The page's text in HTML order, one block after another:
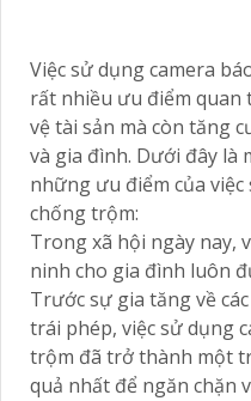
Việc sử dụng camera
rất nhiều ưu điểm
vệ tài sản mà còn tăng
và gia đình. Dưới đây là
những ưu điểm của
chống trộm:
Trong xã hội ngày nay,
ninh cho gia đình luôn
Trước sự gia tăng về
trái phép, việc sử dụng
trộm đã trở thành một
quả nhất để ngăn chặn